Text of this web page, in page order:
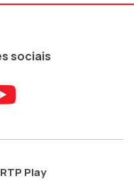
sociais
ao ao
Aceder
RTP Play